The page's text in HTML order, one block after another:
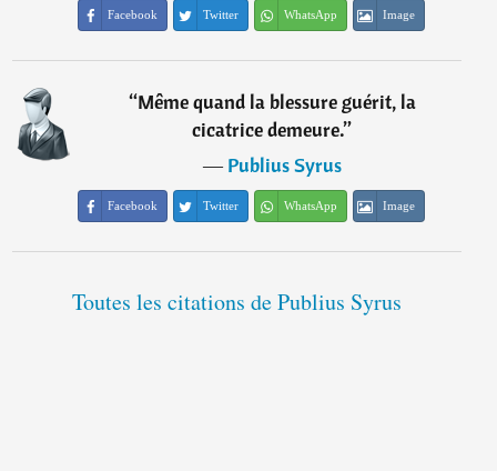
Facebook Twitter WhatsApp Image
“Même quand la blessure guérit, la
cicatrice demeure.”
―Publius Syrus
Facebook Twitter WhatsApp Image
Toutes les citations de Publius Syrus